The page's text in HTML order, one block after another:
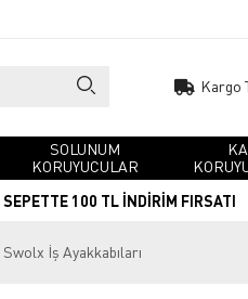
SOLUNUM
KORUYUCULAR
SEPETTE 100 TL İNDİRİM FIRSATI
Swolx İş Ayakkabıları